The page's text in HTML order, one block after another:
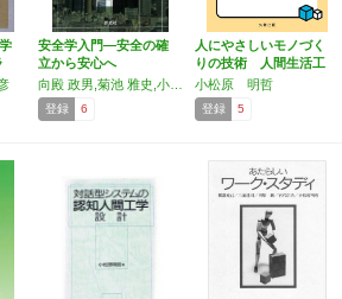
安全学入門―安全の確
立から安心へ
登録 6
人にやさしいモノづく
りの技術 人間生活工
学の…
小松原 明哲
登録 5